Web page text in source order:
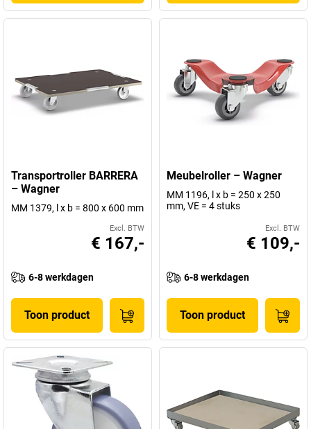
Transportroller BARRERA
– Wagner
MM 1379, l x b = 800 x 600 mm
Excl. BTW
€ 167,-
6-8 werkdagen
Toon product
Meubelroller – Wagner
MM 1196, l x b = 250 x 250
mm, VE = 4 stuks
Excl. BTW
€ 109,-
6-8 werkdagen
Toon product